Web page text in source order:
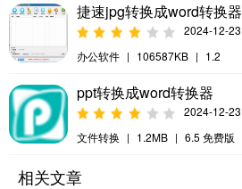
捷速jpg转换成word转换器
2024-12-23
办公软件 | 106587KB | 1.2
ppt转换成word转换器
2024-12-23
文件转换 | 1.2MB | 6.5 免费版
相关文章